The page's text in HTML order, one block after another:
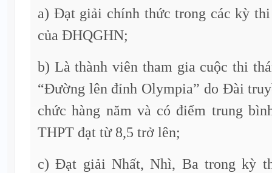
a) Đạt giải chính thức trong các kỳ
của ĐHQGHN;
b) Là thành viên tham gia cuộc thi
“Đường lên đỉnh Olympia” do Đài
chức hàng năm và có điểm trung
THPT đạt từ 8,5 trở lên;
c) Đạt giải Nhất, Nhì, Ba trong kỳ